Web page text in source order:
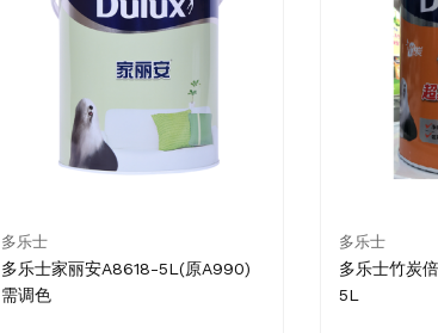
多乐士
多乐士家丽安A8618-5L(原A990)
需调色
多乐士
多乐士竹炭
5L